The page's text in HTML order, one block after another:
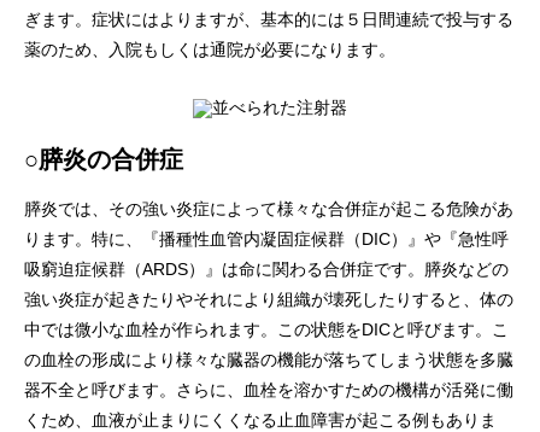
ぎます。症状にはよりますが、基本的には５日間連続で投与する
薬のため、入院もしくは通院が必要になります。
○膵炎の合併症
膵炎では、その強い炎症によって様々な合併症が起こる危険があ
ります。特に、『播種性血管内凝固症候群（DIC）』や『急性呼
吸窮迫症候群（ARDS）』は命に関わる合併症です。膵炎などの
強い炎症が起きたりやそれにより組織が壊死したりすると、体の
中では微小な血栓が作られます。この状態をDICと呼びます。こ
の血栓の形成により様々な臓器の機能が落ちてしまう状態を多臓
器不全と呼びます。さらに、血栓を溶かすための機構が活発に働
くため、血液が止まりにくくなる止血障害が起こる例もありま